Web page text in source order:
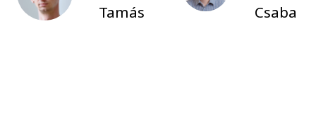
Tamás
Csaba